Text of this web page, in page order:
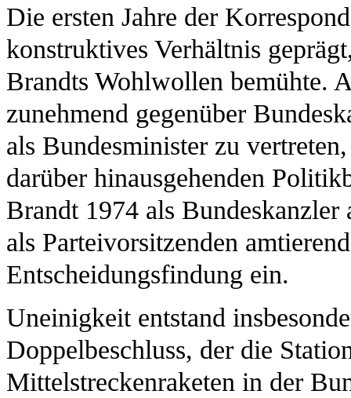
Die ersten Jahre der
konstruktives Verhältnis
Brandts Wohlwollen bemühte.
zunehmend gegenüber
als Bundesminister zu
darüber hinausgehenden
Brandt 1974 als
als Parteivorsitzenden
Entscheidungsfindung ein.
Uneinigkeit entstand
Doppelbeschluss, der die
Mittelstreckenraketen in der